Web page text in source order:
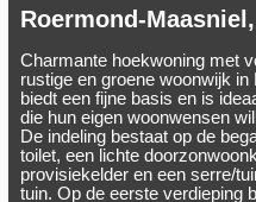
Roermond-
Charmante hoekwoning met
rustige en groene woonwijk
biedt een fijne basis en is
die hun eigen woonwensen
De indeling bestaat op de
toilet, een lichte
provisiekelder en een serre/
tuin. Op de eerste verdieping